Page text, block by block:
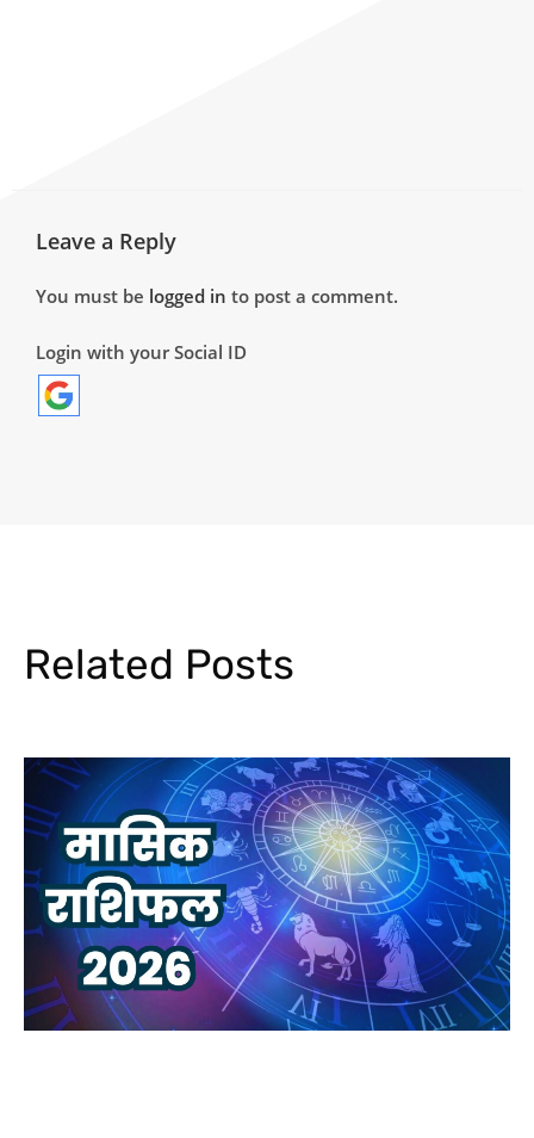
Leave a Reply
You must be logged in to post a comment.
Login with your Social ID
Related Posts